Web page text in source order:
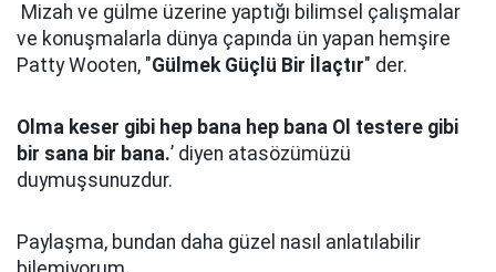
Mizah ve gülme üzerine yaptığı bilimsel çalışmalar
ve konuşmalarla dünya çapında ün yapan hemşire
Patty Wooten, "Gülmek Güçlü Bir İlaçtır" der.
Olma keser gibi hep bana hep bana Ol testere gibi
bir sana bir bana.’ diyen atasözümüzü
duymuşsunuzdur.
Paylaşma, bundan daha güzel nasıl anlatılabilir